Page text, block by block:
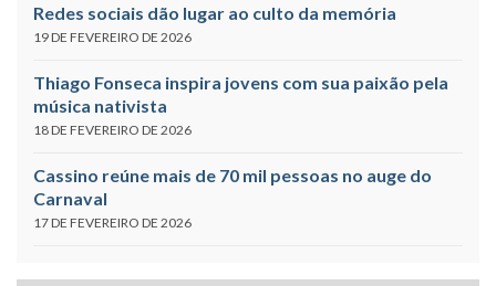
Redes sociais dão lugar ao culto da memória
19 DE FEVEREIRO DE 2026
Thiago Fonseca inspira jovens com sua paixão pela
música nativista
18 DE FEVEREIRO DE 2026
Cassino reúne mais de 70 mil pessoas no auge do
Carnaval
17 DE FEVEREIRO DE 2026